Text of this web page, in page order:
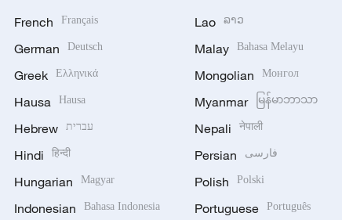
French Français
German Deutsch
Greek Ελληνικά
Hausa Hausa
Hebrew עברית
Hindi हिन्दी
Hungarian Magyar
Indonesian Bahasa Indonesia
Lao ລາວ
Malay Bahasa Melayu
Mongolian Монгол
Myanmar မြန်မာဘာသာ
Nepali नेपाली
Persian فارسی
Polish Polski
Portuguese Português